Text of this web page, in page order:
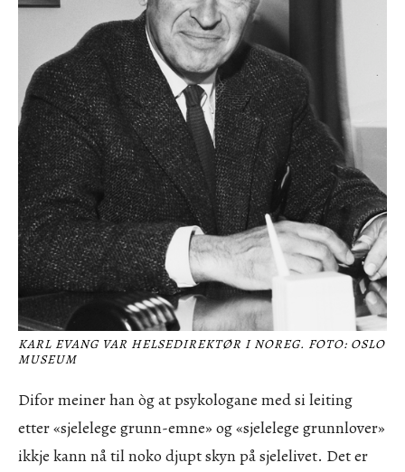
KARL EVANG VAR HELSEDIREKTØR I NOREG. FOTO: OSLO
MUSEUM
Difor meiner han òg at psykologane med si leiting
etter «sjelelege grunn-emne» og «sjelelege grunnlover»
ikkje kann nå til noko djupt skyn på sjelelivet. Det er